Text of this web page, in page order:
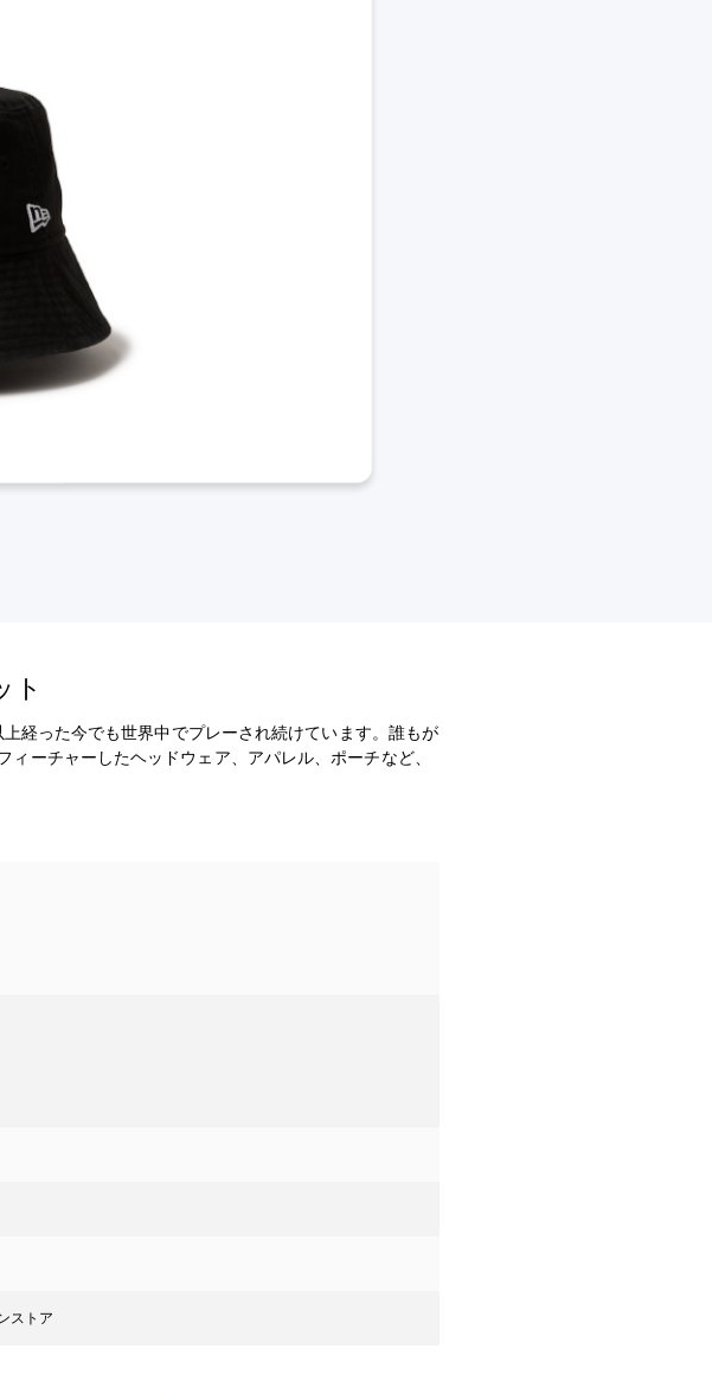
ト
経った今でも世界中でプレーされ続けています。誰もが
ーチャーしたヘッドウェア、アパレル、ポーチなど、
ストア